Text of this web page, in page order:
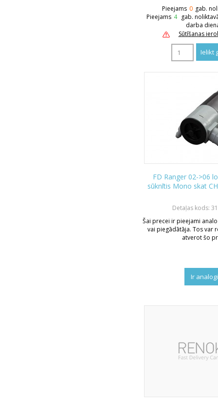
Pieejams 0 gab.
Pieejams 4 gab.
darba
Sūtīšanas
FD Ranger 02->06
sūknītis Mono skat
Detaļas kods:
Šai precei ir pieejami
vai piegādātāja. Tos var
atverot šo
Ir analogi